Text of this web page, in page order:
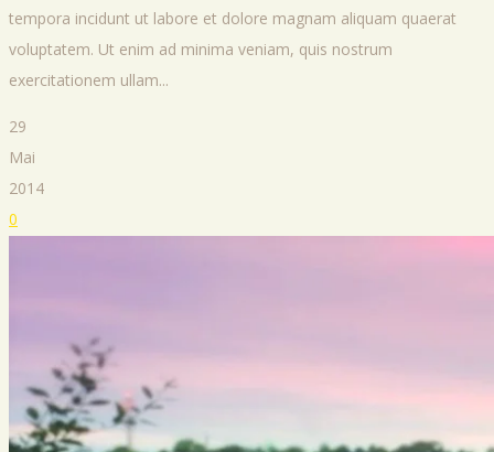
tempora incidunt ut labore et dolore magnam aliquam quaerat
voluptatem. Ut enim ad minima veniam, quis nostrum
exercitationem ullam...
29
Mai
2014
0